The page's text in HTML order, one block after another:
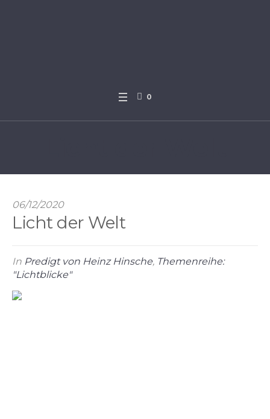
0
06/12/2020
Licht der Welt
In Predigt von Heinz Hinsche, Themenreihe:
"Lichtblicke"